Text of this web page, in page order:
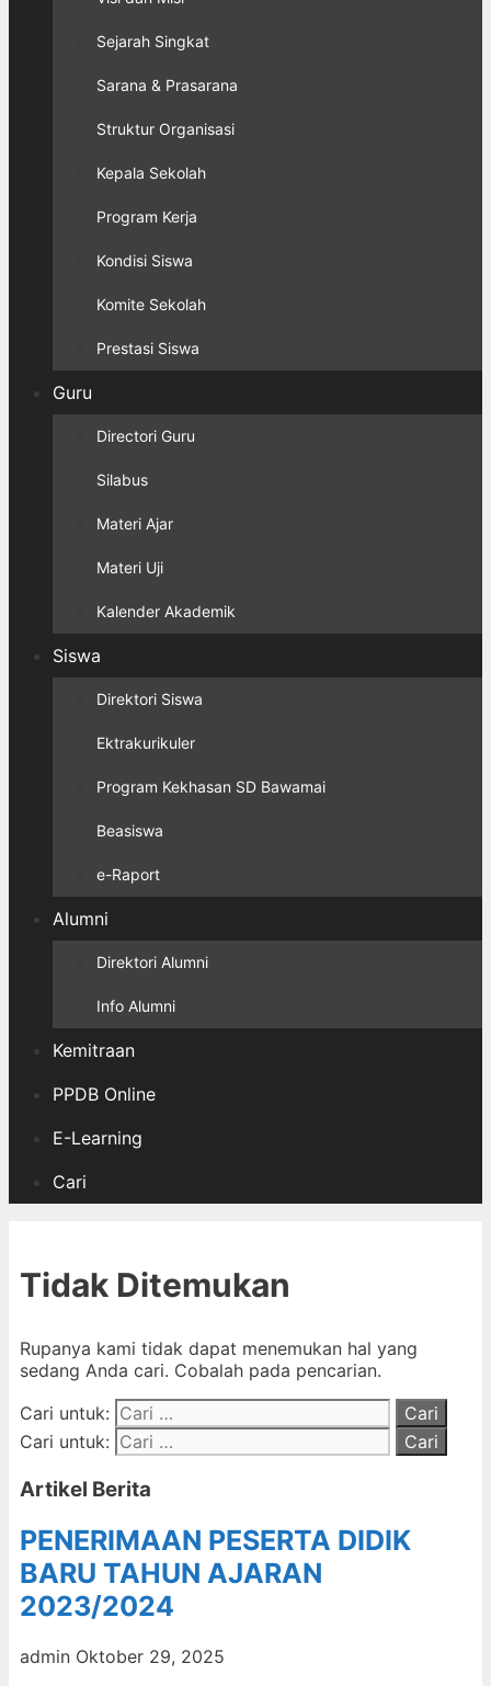
Sejarah Singkat
Sarana & Prasarana
Struktur Organisasi
Kepala Sekolah
Program Kerja
Kondisi Siswa
Komite Sekolah
Prestasi Siswa
Guru
Directori Guru
Silabus
Materi Ajar
Materi Uji
Kalender Akademik
Siswa
Direktori Siswa
Ektrakurikuler
Program Kekhasan SD Bawamai
Beasiswa
e-Raport
Alumni
Direktori Alumni
Info Alumni
Kemitraan
PPDB Online
E-Learning
Cari
Tidak Ditemukan
Rupanya kami tidak dapat menemukan hal yang
sedang Anda cari. Cobalah pada pencarian.
Cari untuk:
Cari untuk:
Artikel Berita
PENERIMAAN PESERTA DIDIK
BARU TAHUN AJARAN
2023/2024
admin Oktober 29, 2025